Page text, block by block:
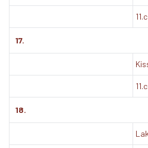
11.c
17.
11.c
18.